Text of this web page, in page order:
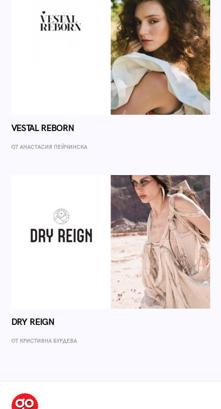
VESTAL REBORN
ОТ AНАСТАСИЯ ПЕЙЧИНСКА
DRY REIGN
ОТ КРИСТИЯНА БУРДЕВА